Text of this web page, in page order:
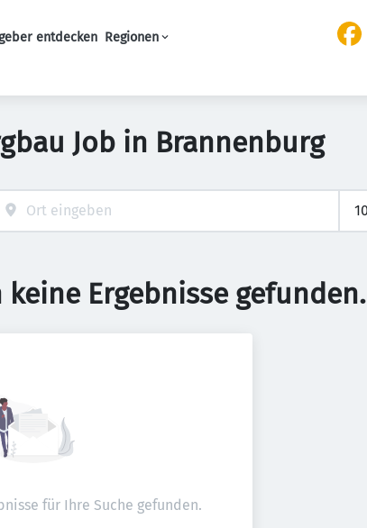
entdecken Regionen
Job in Brannenburg
Ergebnisse gefunden.
für Ihre Suche gefunden.